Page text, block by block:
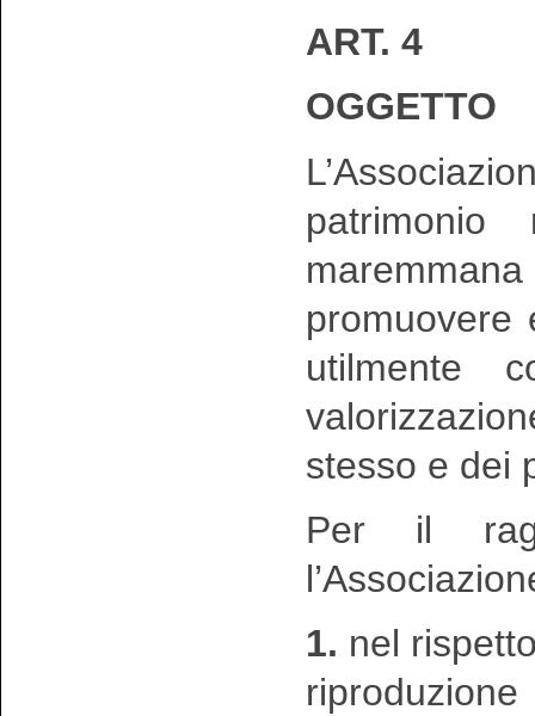
ART. 4
OGGETTO
promuovere
utilmente
stesso e dei
Per il
1. nel